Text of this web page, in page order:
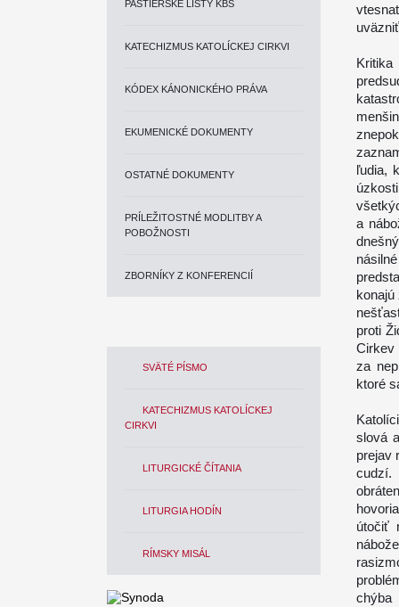
PASTIERSKE LISTY KBS
KATECHIZMUS KATOLÍCKEJ CIRKVI
KÓDEX KÁNONICKÉHO PRÁVA
EKUMENICKÉ DOKUMENTY
OSTATNÉ DOKUMENTY
PRÍLEŽITOSTNÉ MODLITBY A
POBOŽNOSTI
ZBORNÍKY Z KONFERENCIÍ
SVÄTÉ PÍSMO
KATECHIZMUS KATOLÍCKEJ
CIRKVI
LITURGICKÉ ČÍTANIA
LITURGIA HODÍN
RÍMSKY MISÁL
ľudia,
a
proti
Cirkev
za
ktoré
slová
prejav
cudzí.
útočiť